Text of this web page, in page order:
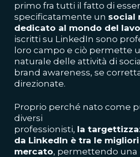
primo fra tutti il fatto di
specificatamente un social
dedicato al mondo del
iscritti su LinkedIn sono
loro campo e ciò permette
naturale delle attività di social
brand awareness, se
direzionate.
Proprio perché nato come
diversi
professionisti, la
da LinkedIn è tra le
mercato, permettendo una